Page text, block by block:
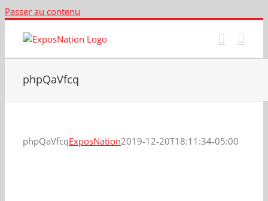
Passer au contenu
phpQaVfcq
phpQaVfcqExposNation2019-12-20T18:11:34-05:00